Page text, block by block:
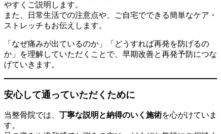
やすくご説明します。
また、日常生活での注意点や、ご自宅でできる簡単なケア・
ストレッチもお伝えします。
「なぜ痛みが出ているのか」「どうすれば再発を防げるの
か」を理解していただくことで、早期改善と再発予防につな
げていきます。
安心して通っていただくために
当整骨院では、 丁寧な説明と納得のいく施術を心がけていま
す。